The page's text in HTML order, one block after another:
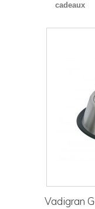
cadeaux
Vadigran